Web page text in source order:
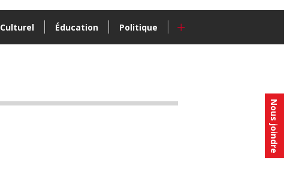
Nous joindre
Culturel Éducation Politique +